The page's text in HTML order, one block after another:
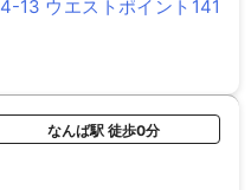
13 ウエストポイント141
なんば駅 徒歩0分